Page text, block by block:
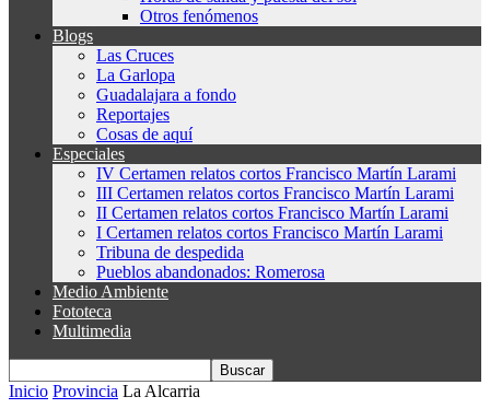
Otros fenómenos
Blogs
Las Cruces
La Garlopa
Guadalajara a fondo
Reportajes
Cosas de aquí
Especiales
IV Certamen relatos cortos Francisco Martín Larami
III Certamen relatos cortos Francisco Martín Larami
II Certamen relatos cortos Francisco Martín Larami
I Certamen relatos cortos Francisco Martín Larami
Tribuna de despedida
Pueblos abandonados: Romerosa
Medio Ambiente
Fototeca
Multimedia
Inicio Provincia La Alcarria